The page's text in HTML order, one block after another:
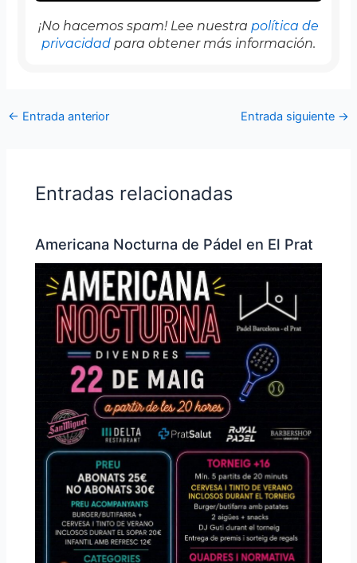
¡No hacemos spam! Lee nuestra política de
privacidad para obtener más información.
← Entrada anterior Entrada siguiente →
Entradas relacionadas
Americana Nocturna de Pádel en El Prat